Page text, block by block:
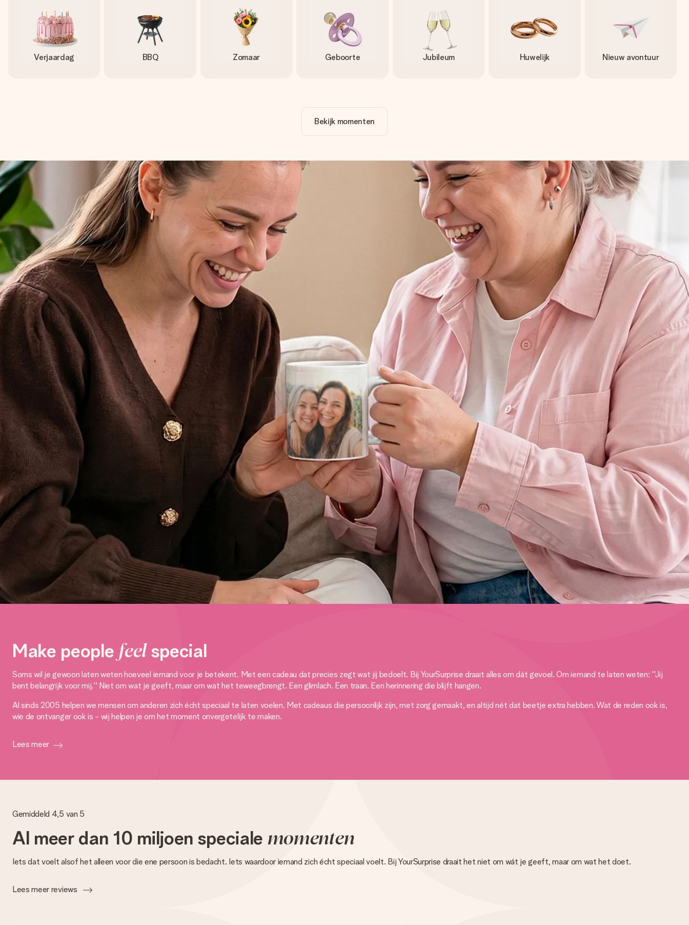
Verjaardag BBQ Zomaar Geboorte Jubileum Huwelijk Nieuw avontuur
Bekijk momenten
Make people feelspecial
Soms wil je gewoon laten weten hoeveel iemand voor je betekent. Met een cadeau dat precies zegt wat jij bedoelt. Bij YourSurprise draait alles om dát gevoel. Om iemand te laten weten: ''Jij
bent belangrijk voor mij.'' Niet om wat je geeft, maar om wat het teweegbrengt. Een glimlach. Een traan. Een herinnering die blijft hangen.
Al sinds 2005 helpen we mensen om anderen zich écht speciaal te laten voelen. Met cadeaus die persoonlijk zijn, met zorg gemaakt, en altijd nét dat beetje extra hebben. Wat de reden ook is,
wie de ontvanger ook is - wij helpen je om het moment onvergetelijk te maken.
Lees meer
Gemiddeld 4,5 van 5
Al meer dan 10 miljoen speciale momenten
Iets dat voelt alsof het alleen voor die ene persoon is bedacht. Iets waardoor iemand zich écht speciaal voelt. Bij YourSurprise draait het niet om wát je geeft, maar om wat het doet.
Lees meer reviews